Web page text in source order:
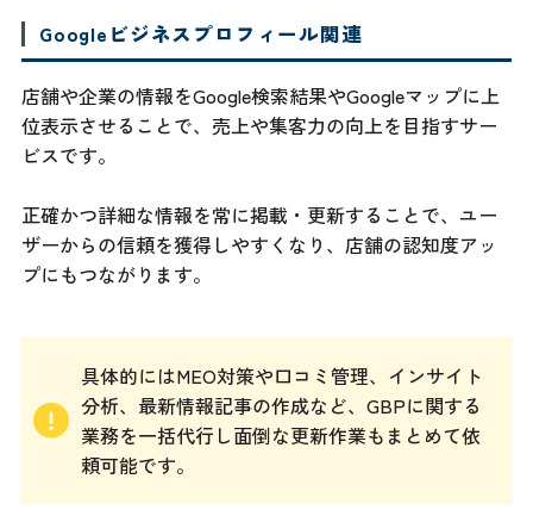
Googleビジネスプロフィール関連
店舗や企業の情報をGoogle検索結果やGoogleマップに上
位表示させることで、売上や集客力の向上を目指すサー
ビスです。
正確かつ詳細な情報を常に掲載・更新することで、ユー
ザーからの信頼を獲得しやすくなり、店舗の認知度アッ
プにもつながります。
具体的にはMEO対策や口コミ管理、インサイト
分析、最新情報記事の作成など、GBPに関する
業務を一括代行し面倒な更新作業もまとめて依
頼可能です。